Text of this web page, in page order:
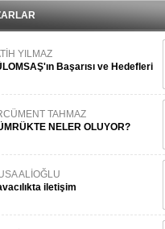
YILMAZ
Başarısı ve Hedefleri
TAHMAZ
NELER OLUYOR?
ALİOĞLU
iletişim